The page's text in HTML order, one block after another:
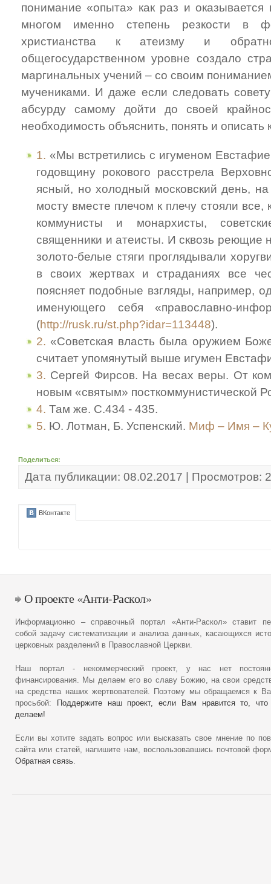
понимание «опыта» как раз и
многом именно степень резкости в
христианства к атеизму и
общегосударственном уровне создало
маргинальных учений – со своим
мучениками. И даже если следовать
абсурду самому дойти до своей
необходимость объяснить, понять и описать
1. «Мы встретились с игуменом
годовщину рокового расстрела
ясный, но холодный московский день,
мосту вместе плечом к плечу стояли
коммунисты и монархисты,
священники и атеисты. И сквозь реющие
золото-белые стяги проглядывали
в своих жертвах и страданиях все
поясняет подобные взгляды, например,
именующего себя «православно-
(http://rusk.ru/st.php?idar=113448).
2. «Советская власть была оружием
считает упомянутый выше игумен
3. Сергей Фирсов. На весах веры. От
новым «святым» посткоммунистической
4. Там же. С.434 - 435.
5. Ю. Лотман, Б. Успенский. Миф – Имя –
Поделиться:
Дата публикации: 08.02.2017 | Просмотров:
ВКонтакте
О проекте «Анти-Раскол»
Информационно – справочный портал «Анти-Раскол» ставит
собой задачу систематизации и анализа данных, касающихся
церковных разделений в Православной Церкви.
Наш портал - некоммерческий проект, у нас нет
финансирования. Мы делаем его во славу Божию, на свои
на средства наших жертвователей. Поэтому мы обращаемся к
просьбой:
Поддержите наш проект, если Вам нравится то,
делаем!
Если вы хотите задать вопрос или высказать свое мнение по
сайта или статей, напишите нам, воспользовавшись почтовой
Обратная связь.